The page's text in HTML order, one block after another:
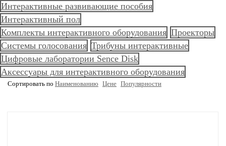
Интерактивные развивающие пособия
Интерактивный пол
Комплекты интерактивного оборудования Проекторы
Системы голосования Трибуны интерактивные
Цифровые лаборатории Sence Disk
Аксессуары для интерактивного оборудования
Сортировать по Наименованию Цене Популярности